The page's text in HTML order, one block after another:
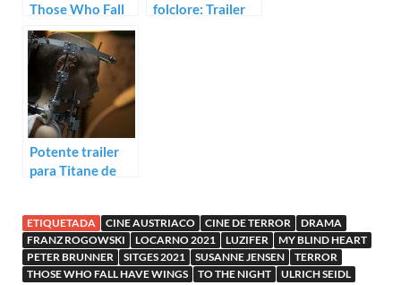
Those Who Fall
Have Wings
folclore: Trailer
Potente trailer
para Titane de
ETIQUETADA CINE AUSTRIACO CINE DE TERROR
DRAMA
FRANZ ROGOWSKI
LOCARNO 2021 LUZIFER
MY BLIND HEART
PETER BRUNNER
SITGES 2021 SUSANNE JENSEN
TERROR
THOSE WHO FALL HAVE WINGS
TO THE NIGHT ULRICH SEIDL